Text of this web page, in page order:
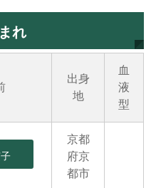
れ
出身
地
血
液
型
京都
府京
都市